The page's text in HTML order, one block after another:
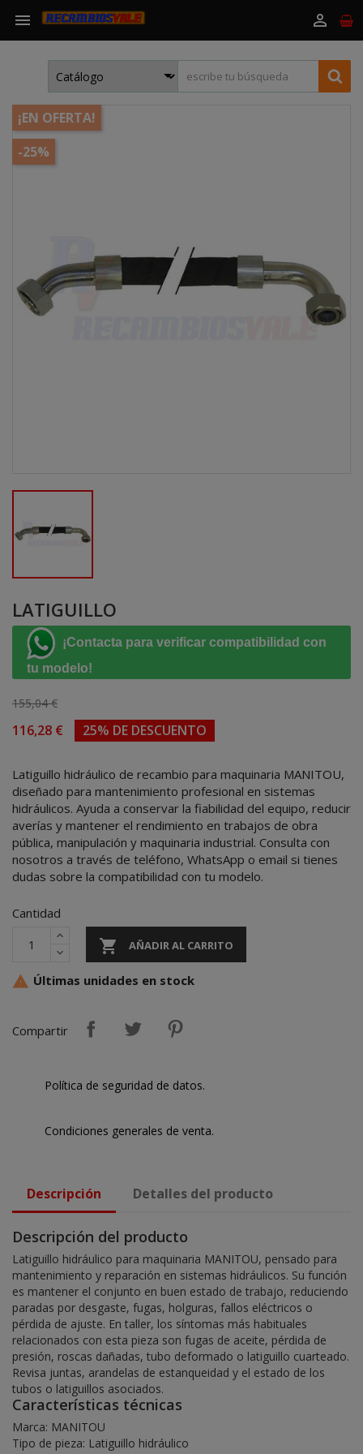
 
¡EN OFERTA!
-25%
LATIGUILLO
¡Contacta para verificar compatibilidad con
tu modelo!
155,04 €
116,28 € 25% DE DESCUENTO
Latiguillo hidráulico de recambio para maquinaria MANITOU,
diseñado para mantenimiento profesional en sistemas
hidráulicos. Ayuda a conservar la fiabilidad del equipo, reducir
averías y mantener el rendimiento en trabajos de obra
pública, manipulación y maquinaria industrial. Consulta con
nosotros a través de teléfono, WhatsApp o email si tienes
dudas sobre la compatibilidad con tu modelo.
Cantidad
 AÑADIR AL CARRITO
 Últimas unidades en stock
Compartir
Política de seguridad de datos.
Condiciones generales de venta.
Descripción Detalles del producto
Descripción del producto
Latiguillo hidráulico para maquinaria MANITOU, pensado para
mantenimiento y reparación en sistemas hidráulicos. Su función
es mantener el conjunto en buen estado de trabajo, reduciendo
paradas por desgaste, fugas, holguras, fallos eléctricos o
pérdida de ajuste. En taller, los síntomas más habituales
relacionados con esta pieza son fugas de aceite, pérdida de
presión, roscas dañadas, tubo deformado o latiguillo cuarteado.
Revisa juntas, arandelas de estanqueidad y el estado de los
tubos o latiguillos asociados.
Características técnicas
Marca: MANITOU
Tipo de pieza: Latiguillo hidráulico